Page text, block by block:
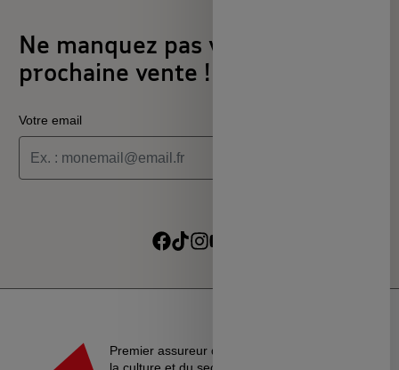
Ne manquez pas votre
prochaine vente !
Votre email
Je souhaite recevoir les alertes des ventes découvertes du
Premier assureur du monde de l’éducation, de
la culture et du secteur associatif, La MAIF croit